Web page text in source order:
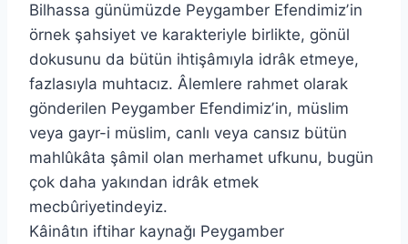
Bilhassa günümüzde Peygamber Efendimizʼin
örnek şahsiyet ve karakteriyle birlikte, gönül
dokusunu da bütün ihtişâmıyla idrâk etmeye,
fazlasıyla muhtacız. Âlemlere rahmet olarak
gönderilen Peygamber Efendimizʼin, müslim
veya gayr-i müslim, canlı veya cansız bütün
mahlûkâta şâmil olan merhamet ufkunu, bugün
çok daha yakından idrâk etmek
mecbûriyetindeyiz.
Kâinâtın iftihar kaynağı Peygamber